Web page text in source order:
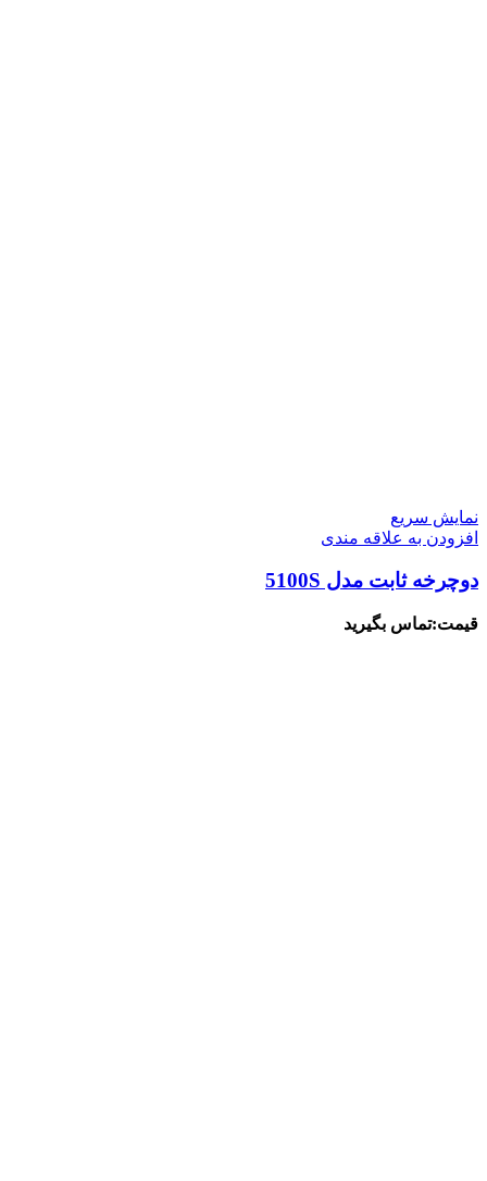
نمایش سریع
افزودن به علاقه مندی
دوچرخه ثابت مدل 5100S
قیمت:تماس بگیرید